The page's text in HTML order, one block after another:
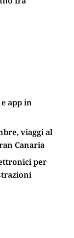
app in
viaggi al
Canaria
per